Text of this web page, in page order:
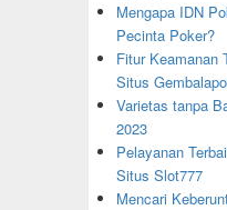
Mengapa IDN
Pecinta Poker?
Fitur Keamanan
Situs
Varietas tanpa
2023
Pelayanan
Situs Slot777
Mencari